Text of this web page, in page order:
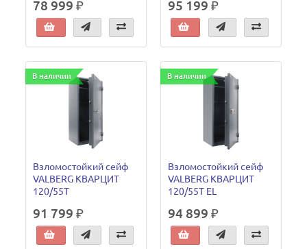
78 999 ₽ 95 199 ₽
В наличии
Взломостойкий сейф
VALBERG КВАРЦИТ
120/55T
91 799 ₽
В наличии
Взломостойкий сейф
VALBERG КВАРЦИТ
120/55T EL
94 899 ₽